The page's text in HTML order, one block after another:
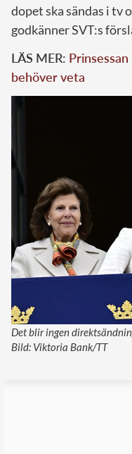
dopet ska sändas i tv
godkänner SVT:s
LÄS MER:
behöver veta
Det blir ingen
Bild: Viktoria Bank/TT